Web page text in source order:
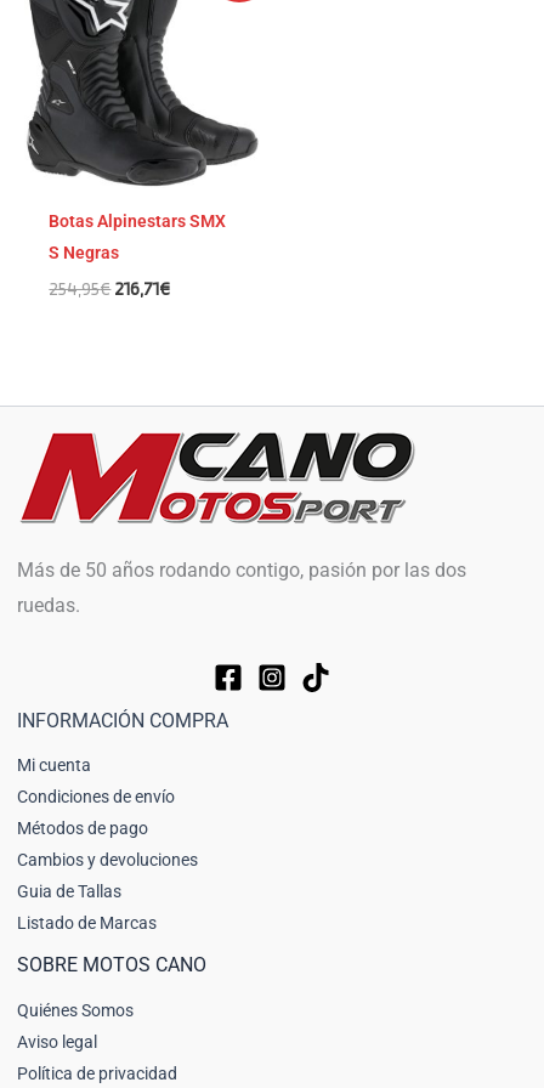
Botas Alpinestars SMX
S Negras
254,95€
original
era:
254,95€.
216,71€
actual
Más de 50 años rodando contigo, pasión por las dos
ruedas.
INFORMACIÓN COMPRA
Mi cuenta
Condiciones de envío
Métodos de pago
Cambios y devoluciones
Guia de Tallas
Listado de Marcas
SOBRE MOTOS CANO
Quiénes Somos
Aviso legal
Política de privacidad